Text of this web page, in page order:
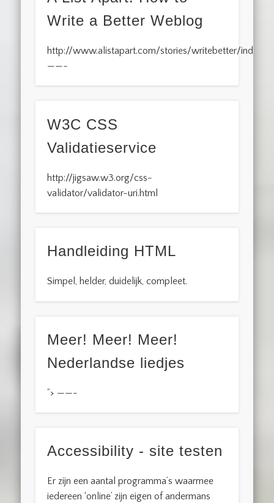
Write a Better Weblog
http://www.alistapart.com/stories/writebetter/
——-
W3C CSS
Validatieservice
http://jigsaw.w3.org/css-
validator/validator-uri.html
Handleiding HTML
Simpel, helder, duidelijk, compleet.
Meer! Meer! Meer!
Nederlandse liedjes
”> ——-
Accessibility - site testen
Er zijn een aantal programma’s waarmee
iedereen ‘online’ zijn eigen of andermans